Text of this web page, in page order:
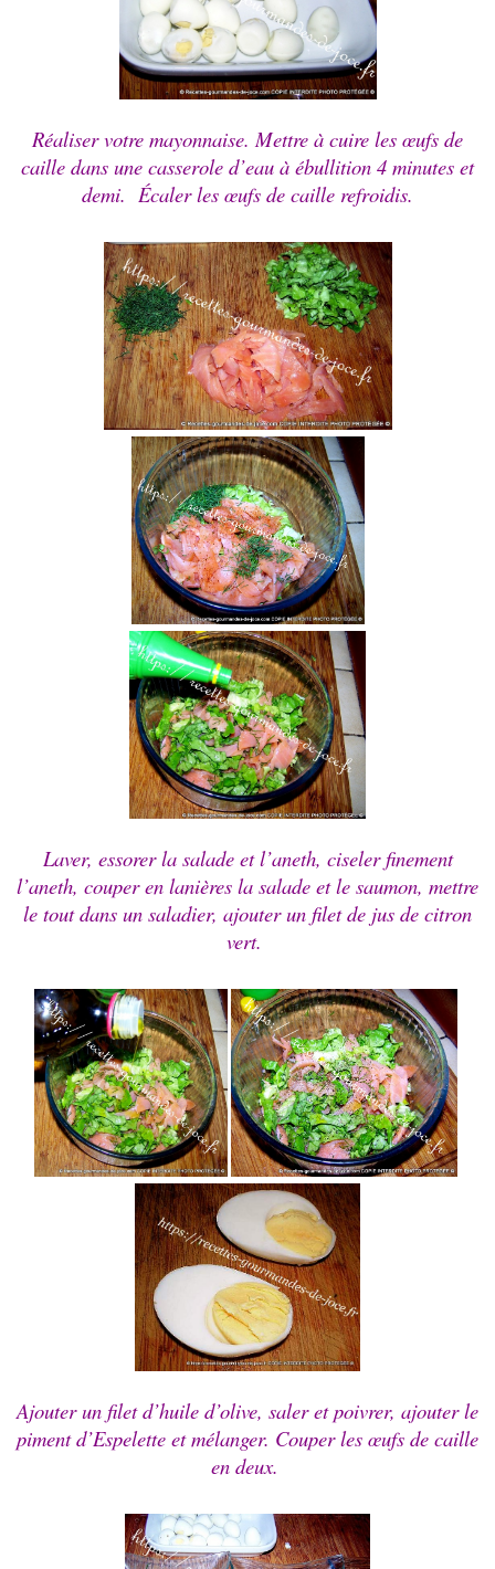
Réaliser votre mayonnaise. Mettre à cuire les œufs de
caille dans une casserole d’eau à ébullition 4 minutes et
demi. Écaler les œufs de caille refroidis.
Laver, essorer la salade et l’aneth, ciseler finement
l’aneth, couper en lanières la salade et le saumon, mettre
le tout dans un saladier, ajouter un filet de jus de citron
vert.
Ajouter un filet d’huile d’olive, saler et poivrer, ajouter le
piment d’Espelette et mélanger. Couper les œufs de caille
en deux.